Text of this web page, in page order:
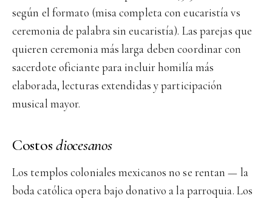
según el formato (misa completa con eucaristía vs
ceremonia de palabra sin eucaristía). Las parejas que
quieren ceremonia más larga deben coordinar con
sacerdote oficiante para incluir homilía más
elaborada, lecturas extendidas y participación
musical mayor.
Costosdiocesanos
Los templos coloniales mexicanos no se rentan — la
boda católica opera bajo donativo a la parroquia. Los